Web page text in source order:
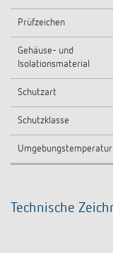
Prüfzeichen
Gehäuse- und
Isolationsmaterial
Schutzart
Schutzklasse
Umgebungstemperatur
Technische